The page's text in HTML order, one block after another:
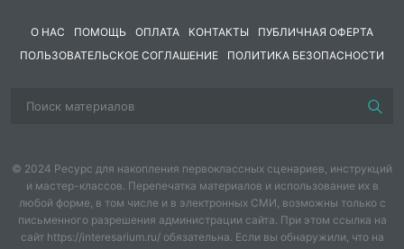
О НАС ПОМОЩЬ ОПЛАТА КОНТАКТЫ
ПУБЛИЧНАЯ ОФЕРТА
ПОЛЬЗОВАТЕЛЬСКОЕ СОГЛАШЕНИЕ
ПОЛИТИКА БЕЗОПАСНОСТИ
© 2024 Ресурс для накопления первоклассных сценариев, инструкций
и мастер-классов. Перепечатка материалов и использование их в
любой форме, в том числе и в электронных СМИ, возможны только с
письменного разрешения администрации сайта. При этом ссылка на
сайт https://interesarium.ru/ обязательна. Если вы обнаружили, что на